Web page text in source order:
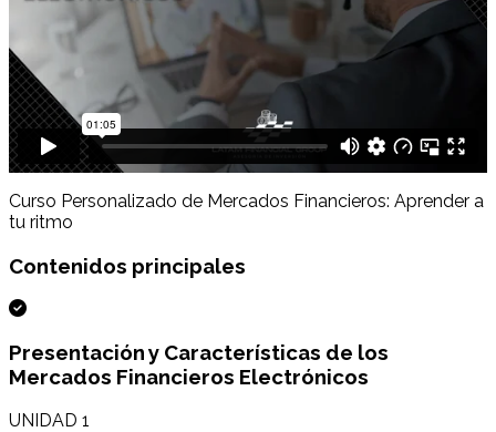
Curso Personalizado de Mercados Financieros: Aprender a
tu ritmo
Contenidos principales
Presentación y Características de los
Mercados Financieros Electrónicos
UNIDAD 1